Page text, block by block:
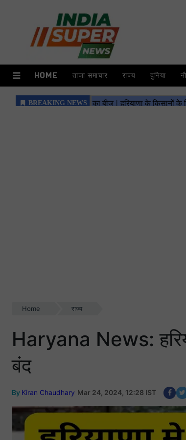
HOME ताजा समाचार राज्य दुनिया
Home राज्य
Haryana News:
बंद
By Kiran Chaudhary Mar 24, 2024, 12:28 IST